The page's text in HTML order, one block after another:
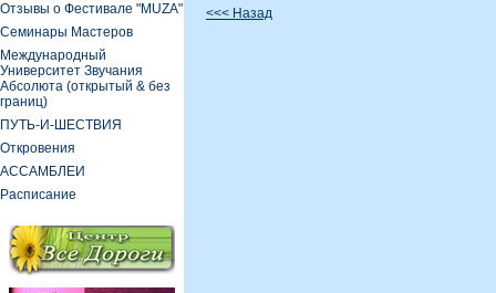
Oтзывы о Фестивале "MUZA"
Семинары Мастеров
Международный
Университет Звучания
Абсолюта (открытый & без
границ)
ПУТЬ-И-ШЕСТВИЯ
Откровения
АССАМБЛЕИ
Расписание
<<< Назад